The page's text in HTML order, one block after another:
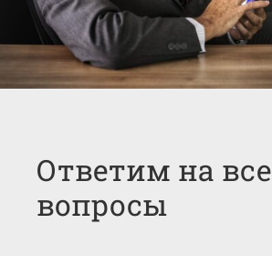
Ответим на все
вопросы